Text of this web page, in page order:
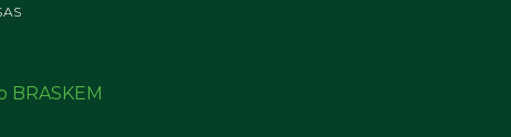
BRASKEM